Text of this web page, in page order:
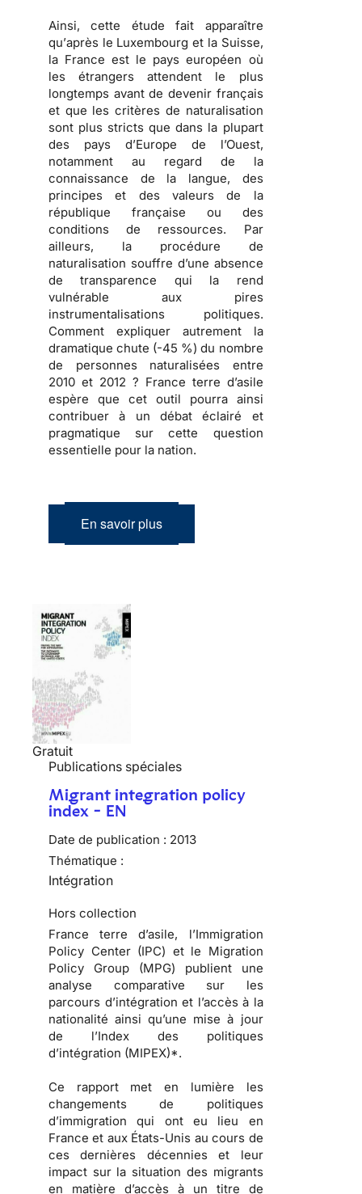
Ainsi, cette étude fait apparaître
qu’après le Luxembourg et la Suisse,
la France est le pays européen où
les étrangers attendent le plus
longtemps avant de devenir français
et que les critères de naturalisation
sont plus stricts que dans la plupart
des pays d’Europe de l’Ouest,
notamment au regard de la
connaissance de la langue, des
principes et des valeurs de la
république française ou des
conditions de ressources. Par
ailleurs, la procédure de
naturalisation souffre d’une absence
de transparence qui la rend
vulnérable aux pires
instrumentalisations politiques.
Comment expliquer autrement la
dramatique chute (-45 %) du nombre
de personnes naturalisées entre
2010 et 2012 ? France terre d’asile
espère que cet outil pourra ainsi
contribuer à un débat éclairé et
pragmatique sur cette question
essentielle pour la nation.
En savoir plus
Gratuit
Publications spéciales
Migrant integration policy
index - EN
Date de publication : 2013
Thématique :
Intégration
Hors collection
France terre d’asile, l’Immigration
Policy Center (IPC) et le Migration
Policy Group (MPG) publient une
analyse comparative sur les
parcours d’intégration et l’accès à la
nationalité ainsi qu’une mise à jour
de l’Index des politiques
d’intégration (MIPEX)*.
Ce rapport met en lumière les
changements de politiques
d’immigration qui ont eu lieu en
France et aux États-Unis au cours de
ces dernières décennies et leur
impact sur la situation des migrants
en matière d’accès à un titre de